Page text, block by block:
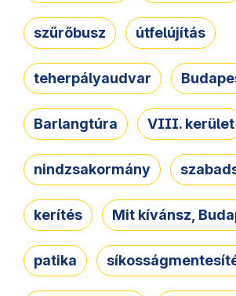
szűrőbusz útfelújítás
teherpályaudvar
Barlangtúra VIII. kerület
nindzsakormány
kerítés Mit kívánsz,
patika